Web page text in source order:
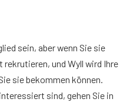
sein, aber wenn Sie sie
rekrutieren, und Wyll wird Ihre
sie bekommen können.
sind, gehen Sie in